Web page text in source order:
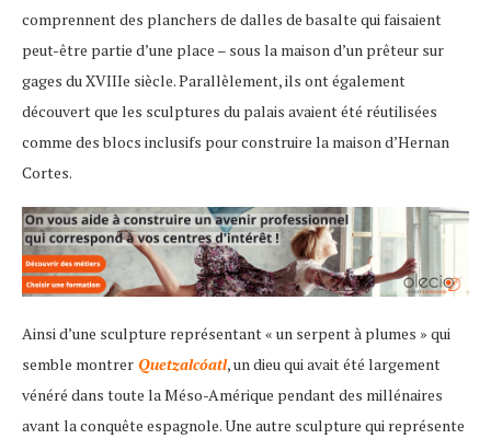
comprennent des planchers de dalles de basalte qui faisaient
peut-être partie d’une place – sous la maison d’un prêteur sur
gages du XVIIIe siècle. Parallèlement, ils ont également
découvert que les sculptures du palais avaient été réutilisées
comme des blocs inclusifs pour construire la maison d’Hernan
Cortes.
Ainsi d’une sculpture représentant « un serpent à plumes » qui
semble montrer Quetzalcóatl, un dieu qui avait été largement
vénéré dans toute la Méso-Amérique pendant des millénaires
avant la conquête espagnole. Une autre sculpture qui représente